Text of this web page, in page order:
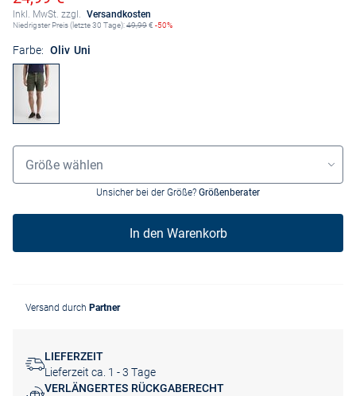
Inkl. MwSt. zzgl. Versandkosten
Niedrigster Preis (letzte 30 Tage):49,99€ -50%
Farbe: Oliv Uni
Größenauswahl
Größe wählen
Unsicher bei der Größe? Größenberater
In den Warenkorb
Versand durch Partner
LIEFERZEIT
Lieferzeit ca. 1 - 3 Tage
VERLÄNGERTES RÜCKGABERECHT